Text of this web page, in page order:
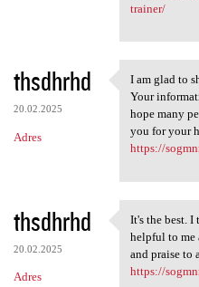
trainer/
thsdhrhd
20.02.2025
Adres
I am glad
I am glad to
Your
hope many
you for your
https://
thsdhrhd
20.02.2025
Adres
It's the
It's the best.
helpful to me
and praise to
https://